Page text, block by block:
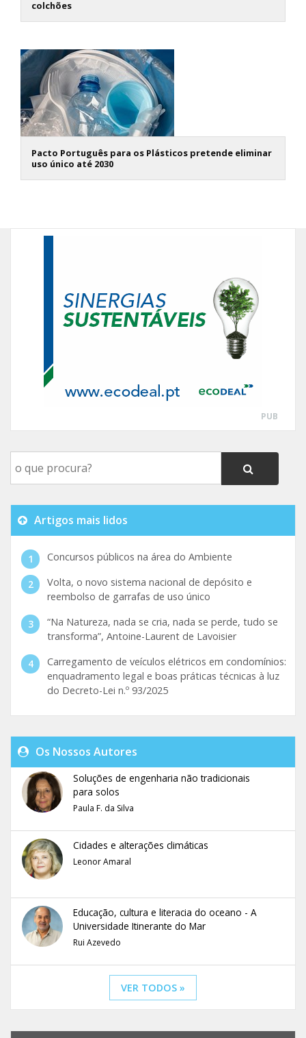
colchões
Pacto Português para os Plásticos pretende eliminar
uso único até 2030
PUB
Artigos mais lidos
Concursos públicos na área do Ambiente
Volta, o novo sistema nacional de depósito e
reembolso de garrafas de uso único
“Na Natureza, nada se cria, nada se perde, tudo se
transforma”, Antoine-Laurent de Lavoisier
Carregamento de veículos elétricos em condomínios:
enquadramento legal e boas práticas técnicas à luz
do Decreto-Lei n.º 93/2025
Os Nossos Autores
Soluções de engenharia não tradicionais
para solos
Paula F. da Silva
Cidades e alterações climáticas
Leonor Amaral
Educação, cultura e literacia do oceano - A
Universidade Itinerante do Mar
Rui Azevedo
VER TODOS »